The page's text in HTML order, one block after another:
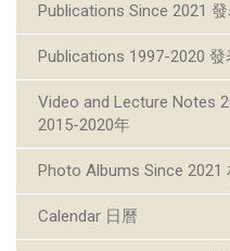
Publications Since 2021
Publications 1997-2020
Video and Lecture Notes
2015-2020年
Photo Albums Since 2021
Calendar 日曆